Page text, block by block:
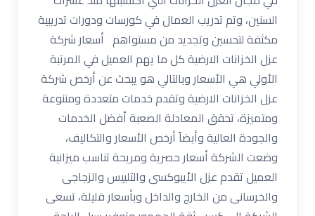
السنين، وتم تدريب العمال في كورسات ودورات تدريبية
مكثفة لتحسين وتجديد من مستواهم أسعار شركة
عزل الخزانات الارضية كل ما يهم العميل في المرتبة
الأولي هي الأسعار وبالتالي هو يبحث عن أرخص شركة
عزل الخزانات الارضية وتقدم خدمات متعددة ومتنوعة
ومتميزة، تحقق المعادلة الصعبة أفضل الخدمات
والجودة العالية وأبضاً أرخص الأسعار والتكاليف،
وضعت الشركة أسعار حصرية ومريحة تناسب ميزانية
العميل تقدم عزل الأيبوكسى والتلييس والزجاجى
والخرسانى من الخارج والداخل وبأسعار قليلة، تسعى